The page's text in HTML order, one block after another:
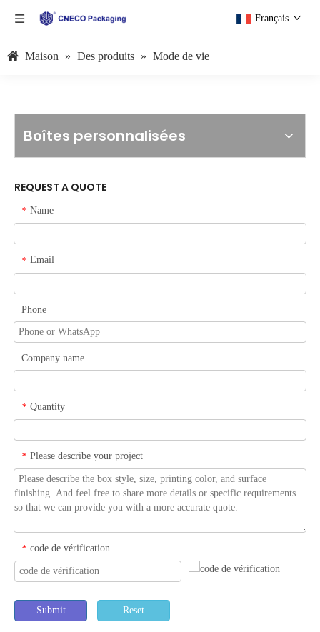
Français
Maison » Des produits » Mode de vie
Boîtes personnalisées
REQUEST A QUOTE
* Name
* Email
Phone
Company name
* Quantity
* Please describe your project
* code de vérification
Submit Reset